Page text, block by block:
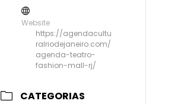
Website
https://agendacultu
ralriodejaneiro.com/
agenda-teatro-
fashion-mall-rj/
CATEGORIAS